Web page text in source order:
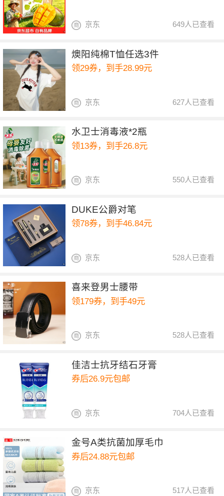
649人已查看
京东
燠阳纯棉T恤任选3件
领29券，到手28.99元
627人已查看
京东
水卫士消毒液*2瓶
领13券，到手26.8元
550人已查看
京东
DUKE公爵对笔
领78券，到手46.84元
528人已查看
京东
喜来登男士腰带
领179券，到手49元
528人已查看
京东
佳洁士抗牙结石牙膏
券后26.9元包邮
704人已查看
京东
金号A类抗菌加厚毛巾
券后24.88元包邮
517人已查看
京东